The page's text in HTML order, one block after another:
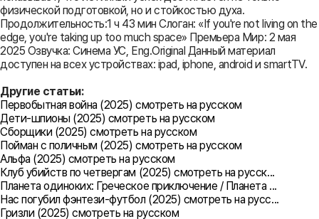
физической подготовкой, но и стойкостью духа.
Продолжительность:1 ч 43 мин Слоган: «If you're not living on the
edge, you're taking up too much space» Премьера Мир: 2 мая
2025 Озвучка: Синема УС, Eng.Original Данный материал
доступен на всех устройствах: ipad, iphone, android и smartTV.
Другие статьи:
Первобытная война (2025) смотреть на русском
Дети-шпионы (2025) смотреть на русском
Сборщики (2025) смотреть на русском
Пойман с поличным (2025) смотреть на русском
Альфа (2025) смотреть на русском
Клуб убийств по четвергам (2025) смотреть на русск...
Планета одиноких: Греческое приключение / Планета ...
Нас погубил фэнтези-футбол (2025) смотреть на русс...
Гризли (2025) смотреть на русском